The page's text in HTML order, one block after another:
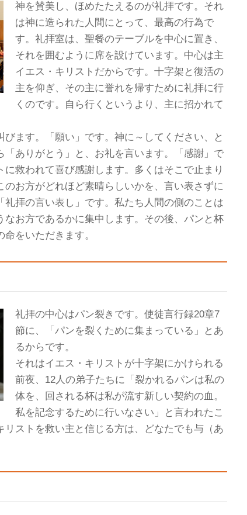
神を賛美し、ほめたたえるのが礼拝です。それ
は神に造られた人間にとって、最高の行為で
す。礼拝室は、聖餐のテーブルを中心に置き、
それを囲むように席を設けています。中心は主
イエス・キリストだからです。十字架と復活の
主を仰ぎ、その主に誉れを帰すために礼拝に行
くのです。自ら行くというより、主に招かれて
ます。「願い」です。神に～してください、と
ありがとう」と、お礼を言います。「感謝」で
救われて喜び感謝します。多くはそこで止まり
お方がどれほど素晴らしいかを、言い表さずに
拝の言い表し」です。私たち人間の側のことは
お方であるかに集中します。その後、パンと杯
をいただきます。
礼拝の中心はパン裂きです。使徒言行録20章7
節に、「パンを裂くために集まっている」とあ
るからです。
それはイエス・キリストが十字架にかけられる
前夜、12人の弟子たちに「裂かれるパンは私の
体を、回される杯は私が流す新しい契約の血。
私を記念するために行いなさい」と言われたこ
ストを救い主と信じる方は、どなたでも与（あ